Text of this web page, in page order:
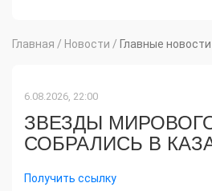
Главная / Новости / Главные новости
6.08.2026, 22:00
ЗВЕЗДЫ
СОБРАЛИСЬ В
Получить ссылку